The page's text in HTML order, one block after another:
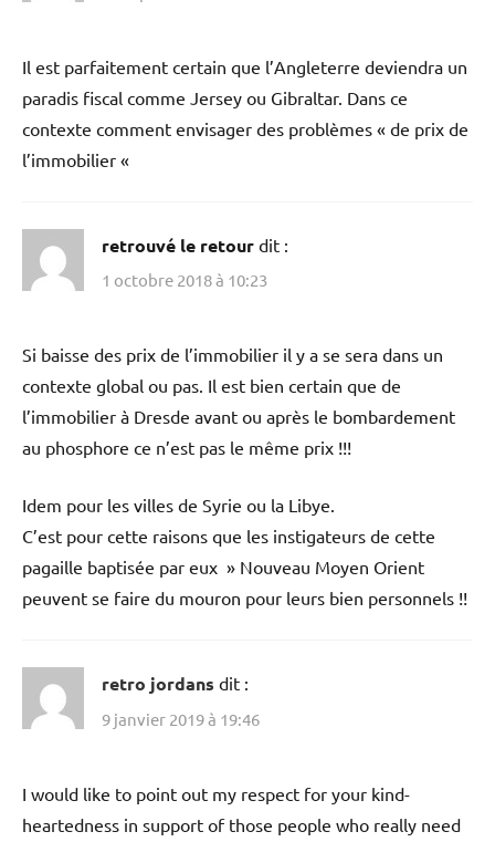
Il est parfaitement certain que l’Angleterre deviendra un
paradis fiscal comme Jersey ou Gibraltar. Dans ce
contexte comment envisager des problèmes « de prix de
l’immobilier «
retrouvé le retour dit :
1 octobre 2018 à 10:23
Si baisse des prix de l’immobilier il y a se sera dans un
contexte global ou pas. Il est bien certain que de
l’immobilier à Dresde avant ou après le bombardement
au phosphore ce n’est pas le même prix !!!
Idem pour les villes de Syrie ou la Libye.
C’est pour cette raisons que les instigateurs de cette
pagaille baptisée par eux » Nouveau Moyen Orient
peuvent se faire du mouron pour leurs bien personnels !!
retro jordans dit :
9 janvier 2019 à 19:46
I would like to point out my respect for your kind-
heartedness in support of those people who really need